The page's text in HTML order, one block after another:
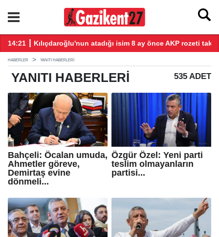
14:21 ┋ Kılıçdaroğlu'nun atadığı isim 8 ay önce AKP rozeti
HABERLER YANITI HABERLERI
YANITI HABERLERI 535 ADET
Bahçeli: Öcalan umuda,
Ahmetler göreve,
Demirtaş evine
dönmeli...
Özgür Özel: Yeni parti
teslim olmayanların
partisi...